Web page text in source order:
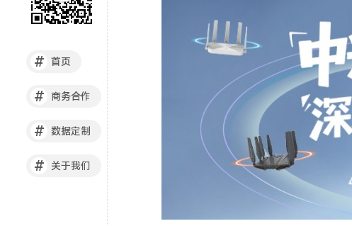
# 首页
# 商务合作
# 数据定制
# 关于我们